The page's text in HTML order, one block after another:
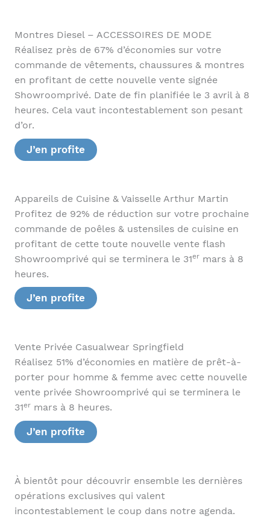
Montres Diesel – ACCESSOIRES DE MODE
Réalisez près de 67% d’économies sur votre
commande de vêtements, chaussures & montres
en profitant de cette nouvelle vente signée
Showroomprivé. Date de fin planifiée le 3 avril à 8
heures. Cela vaut incontestablement son pesant
d’or.
J’en profite
Appareils de Cuisine & Vaisselle Arthur Martin
Profitez de 92% de réduction sur votre prochaine
commande de poêles & ustensiles de cuisine en
profitant de cette toute nouvelle vente flash
Showroomprivé qui se terminera le 31ermars à 8
heures.
J’en profite
Vente Privée Casualwear Springfield
Réalisez 51% d’économies en matière de prêt-à-
porter pour homme & femme avec cette nouvelle
vente privée Showroomprivé qui se terminera le
31ermars à 8 heures.
J’en profite
À bientôt pour découvrir ensemble les dernières
opérations exclusives qui valent
incontestablement le coup dans notre agenda.